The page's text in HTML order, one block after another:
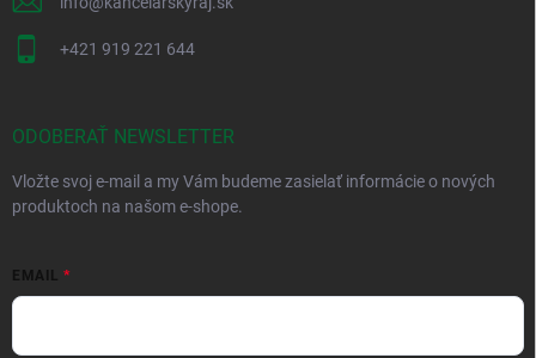
+421 919 221 644
ODOBERAŤ NEWSLETTER
Vložte svoj e-mail a my Vám budeme zasielať informácie o nových
produktoch na našom e-shope.
EMAIL